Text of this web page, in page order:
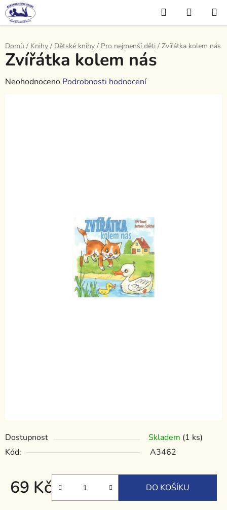
Přejít
na
obsah
Hledat
KOŠÍK
Domů / Knihy / Dětské knihy / Pro nejmenší děti / Zvířátka kolem nás
Dostupnost Skladem (1 ks)
Kód:
A3462
69 Kč
Měrná cena:
DO KOŠÍKU
Zvířátka kolem nás
Průměrné
Neohodnoceno Podrobnosti hodnocení